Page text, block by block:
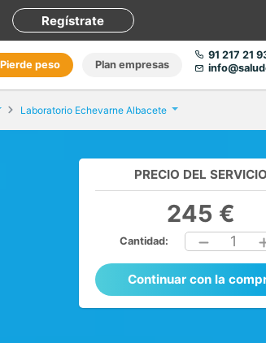
Regístrate
Pierde peso Plan empresas
91 217 21
Laboratorio Echevarne Albacete
PRECIO DEL SERVICIO
245 €
Cantidad: 1
Continuar con la